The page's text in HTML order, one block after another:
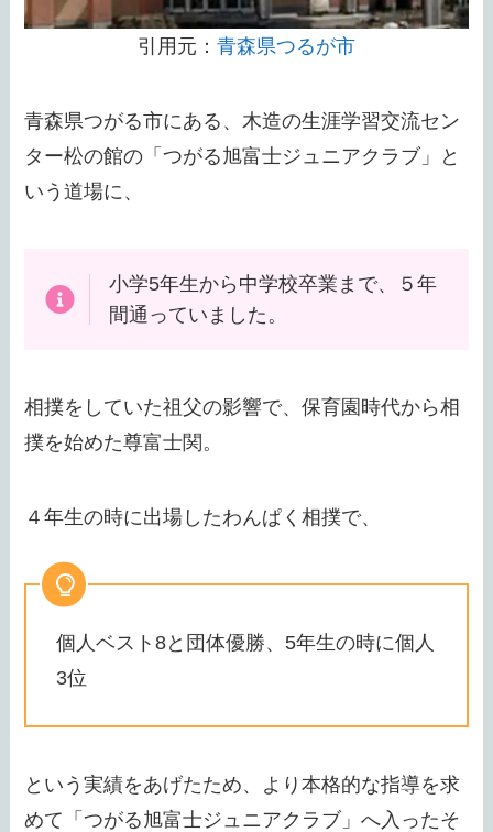
引用元： 青森県つるが市
青森県つがる市にある、木造の生涯学習交流セン
ター松の館の「つがる旭富士ジュニアクラブ」と
いう道場に、
小学5年生から中学校卒業まで、５年
間通っていました。
相撲をしていた祖父の影響で、保育園時代から相
撲を始めた尊富士関。
４年生の時に出場したわんぱく相撲で、
個人ベスト8と団体優勝、5年生の時に個人
3位
という実績をあげたため、より本格的な指導を求
めて「つがる旭富士ジュニアクラブ」へ入ったそ